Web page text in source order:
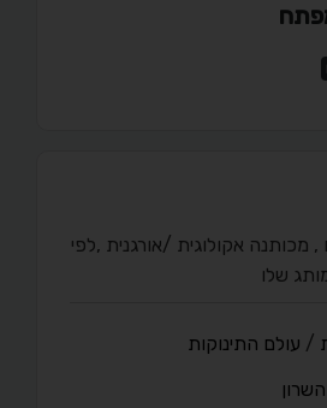
, מכותנה אקולוגית /אורגנית ,לפי
שלו
/ עולם התינוקות